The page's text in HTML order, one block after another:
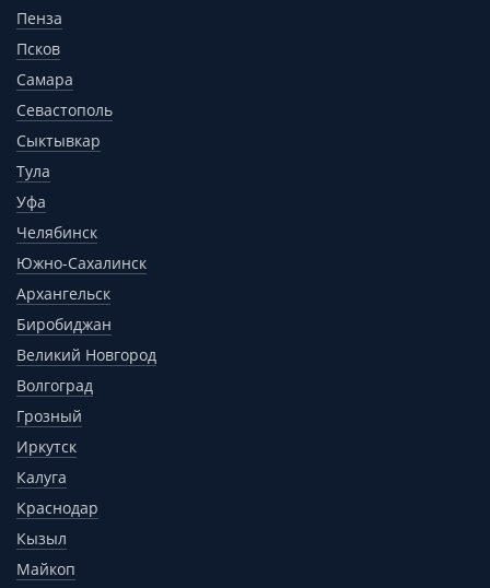
Пенза
Псков
Самара
Севастополь
Сыктывкар
Тула
Уфа
Челябинск
Южно-Сахалинск
Архангельск
Биробиджан
Великий Новгород
Волгоград
Грозный
Иркутск
Калуга
Краснодар
Кызыл
Майкоп